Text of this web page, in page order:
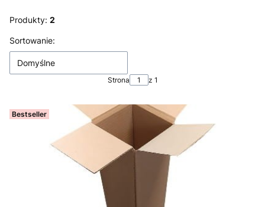
Produkty: 2
Lista produktów
Sortowanie:
Domyślne
Strona z 1
Bestseller